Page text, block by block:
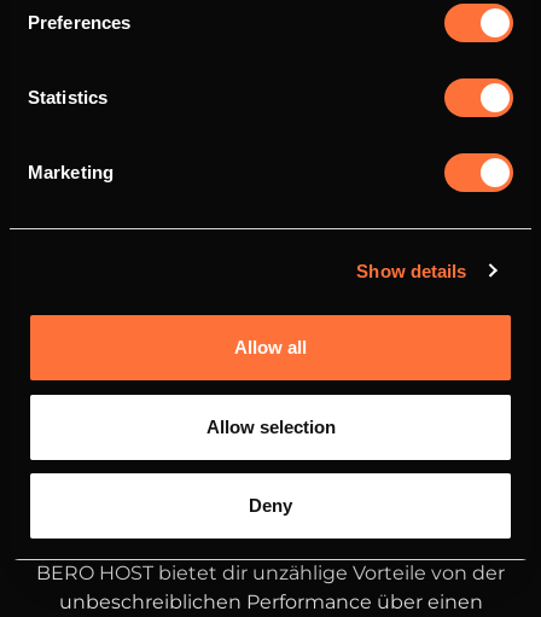
Preferences
Statistics
Marketing
Show details
Allow all
Allow selection
Deny
DEINEVORTEILEBEI BERO HOST
BERO HOST bietet dir unzählige Vorteile von der
unbeschreiblichen Performance über einen